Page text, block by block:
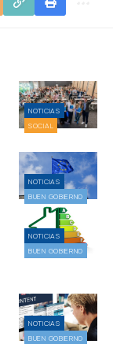
NOTICIAS
SOCIAL
NOTICIAS
BUEN GOBIERNO
NOTICIAS
BUEN GOBIERNO
NOTICIAS
BUEN GOBIERNO